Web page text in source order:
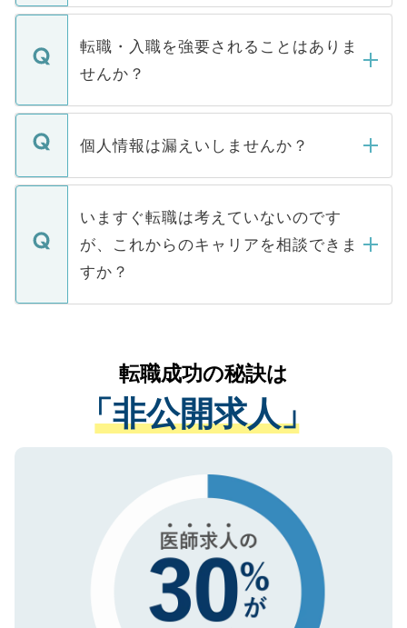
ます。通常、5営業日以内にはご連絡をせて
いただきますので、しばらくお待ちくださ
い。
マイナビDOCTORで取り扱っている求人の
うち約3割は、Webサイトからご覧いただ
けない「非公開求人」です。非公開求人は
下記の理由によって、一般には公開してい
ません。
■応募殺到を避けるため 人気のある医療機
関を公にしてしまうと、応募が殺到する場
に、医療機関が求める条件に合った人材の
みを人材紹介会社に依頼するケースが増え
ています。
転職・入職を強要されることはありま
せんか？
転職・入職を強要することは一切ありませ
ん。また、仮に応募先から内定をいただい
定を承諾する必要はありません。内定先へ
の辞退の連絡はキャリアパートナーが行い
ますので、ご安心ください。
個人情報は漏えいしませんか？
個人情報が漏えいすることはありませんの
で、ご安心ください。当サイトからの登録
などで収集したご登録者様の個人情報は、
ご本人のキャリアアップおよび転職活動の
支援を目的に使用いたします。お預かりし
ているすべての個人データはご本人の許可
は、個人情報の取り扱いについての厳密な
管理基準を満たした事業者のみに付与され
る、プライバシーマークを取得済みです。
ご登録いただいた個人情報は、SSL（デー
で、機密保持に関してもご安心ください。
いますぐ転職は考えていないのです
が、これからのキャリアを相談できま
すか？
かがいして、現在の医療機関の状況や紹介
経験をまじえながら、適切なアドバイスを
させていただきます。すぐにご転職をされ
ない方には、長期的なサポートが可能です
ので、まずはご登録ください。
転職成功の秘訣は
「非公開求人」